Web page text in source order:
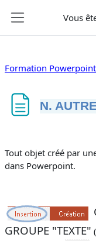
Vous
N.
Tout objet créé par
dans Powerpoint.
GROUPE "TEXTE" (